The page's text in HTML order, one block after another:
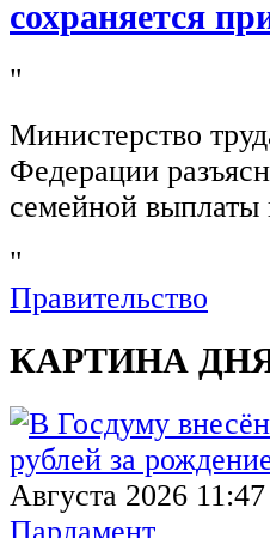
сохраняется
"
Министерство
Федерации
семейной выплаты
"
Правительство
КАРТИНА
Августа 2026 11:47